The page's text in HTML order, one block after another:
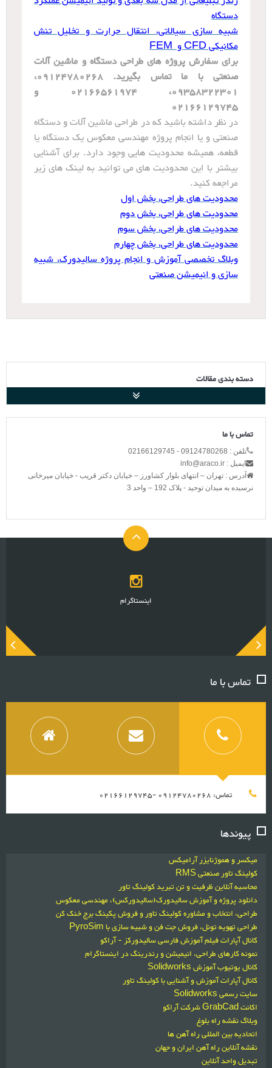
دستگاه
شبیه سازی سیالاتی، انتقال حرارت و تخلیل تنش
مکانیکی CFD و FEM
برای سفارش پروژه های طراحی دستگاه و ماشین آلات
صنعتی با ما تماس بگیرید. 09124780268،
09358322301، 02166561974 و
02166129745
در نظر داشته باشید که در طراحی ماشین آلات و دستگاه
صنعتی و یا انجام پروژه مهندسی معکوس یک دستگاه یا
قطعه، همیشه محدودیت هایی وجود دارد. برای آشنایی
بیشتر با این محدودیت های می توانید به لینک های زیر
مراجعه کنید.
محدودیت های طراحی، بخش اول
محدودیت های طراحی، بخش دوم
محدودیت های طراحی، بخش سوم
محدودیت های طراحی، بخش چهارم
وبلاگ تخصصی آموزش و انجام پروژه سالیدورک، شبیه
سازی و انیمیشن صنعتی
دسته بندی مقالات
تماس با ما
تلفن : 09124780268 - 02166129745
ایمیل : info@araco.ir
آدرس : تهران – انتهای بلوار کشاورز – خیابان دکتر قریب - خیابان میرخانی
نرسیده به میدان توحید - پلاک 192 – واحد 3
اینستاگرام
تماس با ما
تماس: 09124780268 -02166129745
پیوندها
میکسر و هموژنایزر آرامیکس
کولینگ تاور صنعتی RMS
محاسبه آنلاین ظرفیت و تن تبرید کولینگ تاور
دانلود پروژه و آموزش سالیدورک(سالیدورکس)، مهندسی معکوس
طراحی، انتخاب و مشاوره کولینگ تاور و فروش پکینگ برج خنک کن
طراحی تهویه تونل، فروش جت فن و شبیه سازی با PyroSim
کانال آپارات فیلم آموزش فارسی سالیدورکز - آراکو
نمونه کارهای طراحی، انیمیشن و رندرینگ در اینستاگرام
کانال یوتیوب آموزش Solidworks
کانال آپارات آموزش و آشنایی با کولینگ تاور
سایت رسمی Solidworks
اکانت GrabCad شرکت آراکو
وبلاگ نقشه راه بلوغ
اتحادیه بین المللی راه آهن ها
نقشه آنلاین راه آهن ایران و جهان
تبدیل واحد آنلاین